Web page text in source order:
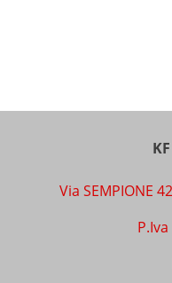
Via SEMPIONE